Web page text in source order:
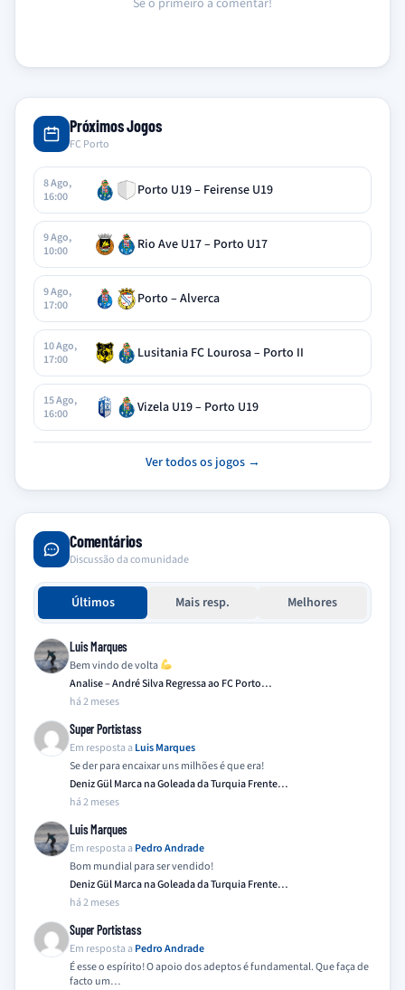
Sê o primeiro a comentar!
Próximos Jogos
FC Porto
8 Ago,
16:00
Porto U19 – Feirense U19
9 Ago,
10:00
Rio Ave U17 – Porto U17
9 Ago,
17:00
Porto – Alverca
10 Ago,
17:00
Lusitania FC Lourosa – Porto II
15 Ago,
16:00
Vizela U19 – Porto U19
Ver todos os jogos →
Comentários
Discussão da comunidade
Últimos Mais resp. Melhores
Luis Marques
Bem vindo de volta
Analise – André Silva Regressa ao FC Porto…
há 2 meses
Super Portistass
Em resposta a Luis Marques
Se der para encaixar uns milhões é que era!
Deniz Gül Marca na Goleada da Turquia Frente…
há 2 meses
Luis Marques
Em resposta a Pedro Andrade
Bom mundial para ser vendido!
Deniz Gül Marca na Goleada da Turquia Frente…
há 2 meses
Super Portistass
Em resposta a Pedro Andrade
É esse o espírito! O apoio dos adeptos é fundamental. Que faça de
facto um…